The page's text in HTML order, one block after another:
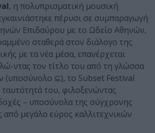
, η πολυπρισματική μουσική
πέρυσι σε συμπαραγωγή
Επιδαύρου με το Ωδείο Αθηνών,
σταθερά στον διάλογο της
με τα νέα μέσα, επανέρχεται
ντας τον τίτλο του από τη γλώσσα
(υποσύνολο ⊆), το Subset Festival
του, φιλοξενώντας
– υποσύνολα της σύγχρονης
από μεγάλο εύρος καλλιτεχνικών